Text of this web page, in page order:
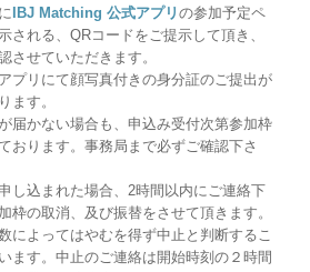
IBJ Matching 公式アプリ の参加予定ペ
される、QRコードをご提示して頂き、
させていただきます。
プリにて顔写真付きの身分証のご提出が
ます。
届かない場合も、申込み受付次第参加枠
おります。事務局まで必ずご確認下さ
し込まれた場合、2時間以内にご連絡下
枠の取消、及び振替をさせて頂きます。
によってはやむを得ず中止と判断するこ
ます。中止のご連絡は開始時刻の２時間